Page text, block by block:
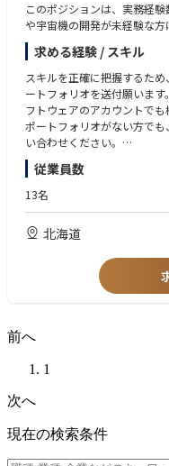
このポジションは、実務経
や宇宙機の開発が未経験な
リケーションの開発、テスト
キュメント作成など、ミドル
加して頂きます。
具体的には、宇宙機で使われ
(libcsp) の開発、プロトコル
発などです。将来的に低レイ
チーム内外のエンジニアと連
次世代の宇宙システムの開発
■具体的な業務内容
・環境試験用アプリケーショ
・CI, SILS, HILS用テストコ
求める経験 / スキル
スキルを正確に把握するた
ートフォリオを送付願いま
フトウェアのアカウントでも
ポートフォリオがない方で
い合わせください。
■必須要件
・組込みソフトウェアの開発
■歓迎要件
・英語によるコミュニケーシ
・オープンソースコミュニ
■求める人物像
・わからない箇所の質問がで
従業員数
13名
北海道
前へ
1
次へ
現在の検索条件